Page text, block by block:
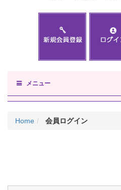
メニュー
Home 会員ログイン